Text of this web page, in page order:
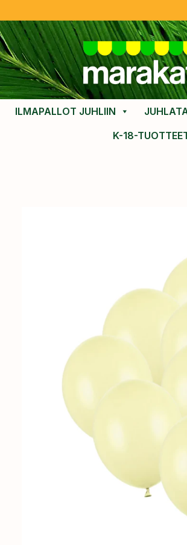
ILMAPALLOT JUHLIIN
K-18-